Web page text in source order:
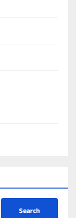
Search